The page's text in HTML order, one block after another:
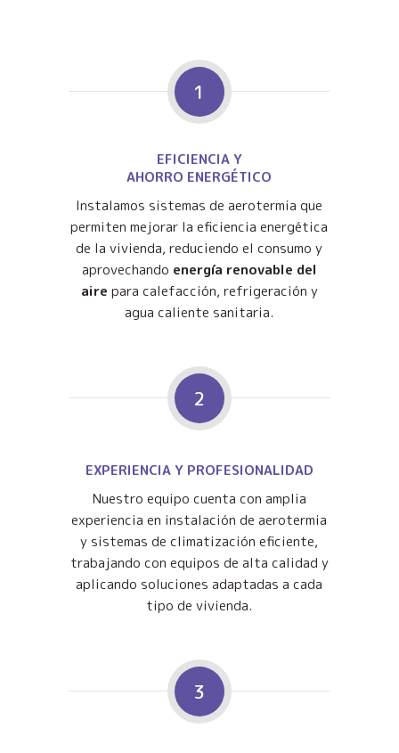
1
EFICIENCIA Y
AHORRO ENERGÉTICO
Instalamos sistemas de aerotermia que
permiten mejorar la eficiencia energética
de la vivienda, reduciendo el consumo y
aprovechando energía renovable del
aire para calefacción, refrigeración y
agua caliente sanitaria.
2
EXPERIENCIA Y PROFESIONALIDAD
Nuestro equipo cuenta con amplia
experiencia en instalación de aerotermia
y sistemas de climatización eficiente,
trabajando con equipos de alta calidad y
aplicando soluciones adaptadas a cada
tipo de vivienda.
3